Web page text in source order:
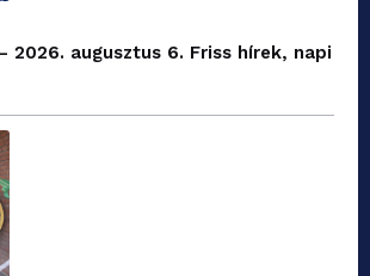
2026. augusztus 6. Friss hírek, napi